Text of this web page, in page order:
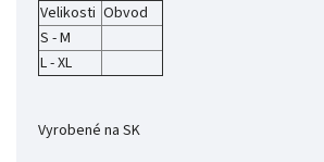
Velikosti Obvod
S - M
L - XL
Vyrobené na SK